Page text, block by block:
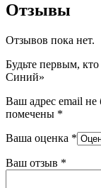
Отзывы
Отзывов пока нет.
Будьте первым,
Синий»
Ваш адрес email не
помечены *
Ваша оценка *
Ваш отзыв *